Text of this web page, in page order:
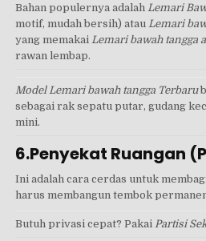
Bahan populernya adalah Lemari
motif, mudah bersih) atau Lemari
yang memakai Lemari bawah tangga
rawan lembap.
Model Lemari bawah tangga Terbaru
sebagai rak sepatu putar, gudang
mini.
6.Penyekat Ruangan
Ini adalah cara cerdas untuk
harus membangun tembok
Butuh privasi cepat? Pakai Partisi